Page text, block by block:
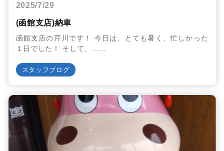
2025/7/29
(函館支店)納車
函館支店の芹川です！ 今日は、とても暑く、忙しかった
１日でした！ そして、……
スタッフブログ